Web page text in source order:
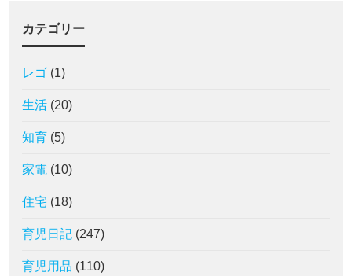
カテゴリー
レゴ (1)
生活 (20)
知育 (5)
家電 (10)
住宅 (18)
育児日記 (247)
育児用品 (110)